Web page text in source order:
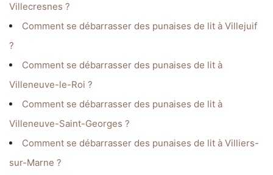
Villecresnes ?
Comment se débarrasser des punaises de lit à Villejuif
?
Comment se débarrasser des punaises de lit à
Villeneuve-le-Roi ?
Comment se débarrasser des punaises de lit à
Villeneuve-Saint-Georges ?
Comment se débarrasser des punaises de lit à Villiers-
sur-Marne ?